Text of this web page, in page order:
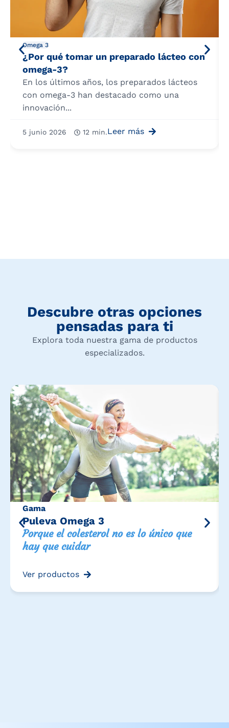
Omega 3
¿Por qué tomar un preparado lácteo con
omega-3?
En los últimos años, los preparados lácteos
con omega-3 han destacado como una
innovación...
5 junio 2026 12 min.Leer más
Descubre otras opciones
pensadas para ti
Explora toda nuestra gama de productos
especializados.
Gama
Puleva Omega 3
Porque el colesterol no es lo único que
hay que cuidar
Ver productos